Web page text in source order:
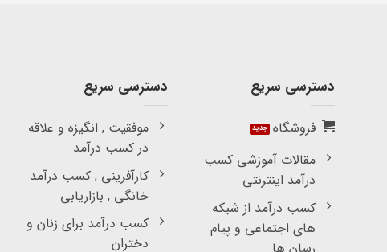
دسترسی سریع
فروشگاه
مقالات آموزشی کسب
درآمد اینترنتی
کسب درآمد از شبکه
های اجتماعی و پیام
دسترسی سریع
موفقیت , انگیزه و علاقه
در کسب درآمد
کارآفرینی , کسب درآمد
خانگی , بازاریابی
کسب درآمد برای زنان و
دختران